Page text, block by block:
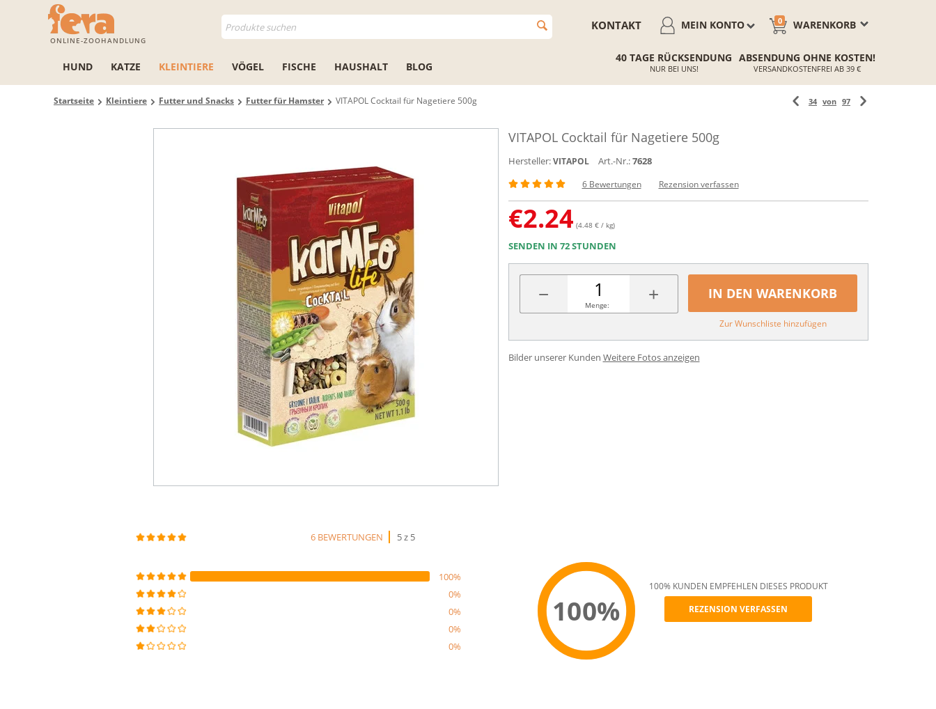
ONLINE-ZOOHANDLUNG
WARENKORB
0
MEIN KONTO
KONTAKT
HUND KATZE KLEINTIERE VÖGEL FISCHE HAUSHALT BLOG
40 TAGE RÜCKSENDUNG
NUR BEI UNS!
ABSENDUNG OHNE KOSTEN!
VERSANDKOSTENFREI AB 39 €
Startseite Kleintiere Futter und Snacks Futter für Hamster VITAPOL Cocktail für Nagetiere 500g 34 von 97
VITAPOL Cocktail für Nagetiere 500g
Hersteller: VITAPOL Art.-Nr.:7628
6 Bewertungen Rezension verfassen
€2.24 (4.48 € / kg)
SENDEN IN 72 STUNDEN
− +
Menge:
IN DEN WARENKORB
Zur Wunschliste hinzufügen
Bilder unserer Kunden Weitere Fotos anzeigen
6 BEWERTUNGEN 5 z 5
100%
0%
0%
0%
0%
100%
100% KUNDEN EMPFEHLEN DIESES PRODUKT
REZENSION VERFASSEN